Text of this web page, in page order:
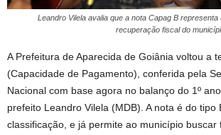
Leandro Vilela avalia que a nota Capag B
recuperação fiscal do
A Prefeitura de Aparecida de Goiânia voltou a
(Capacidade de Pagamento), conferida pela
Nacional com base agora no balanço do 1º
prefeito Leandro Vilela (MDB). A nota é do tipo
classificação, e já permite ao município buscar